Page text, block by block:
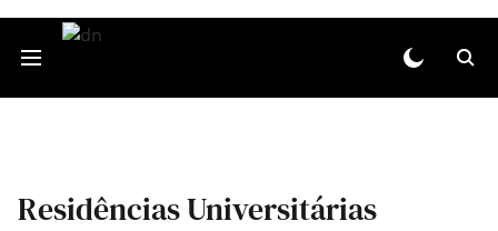
Residências Universitárias